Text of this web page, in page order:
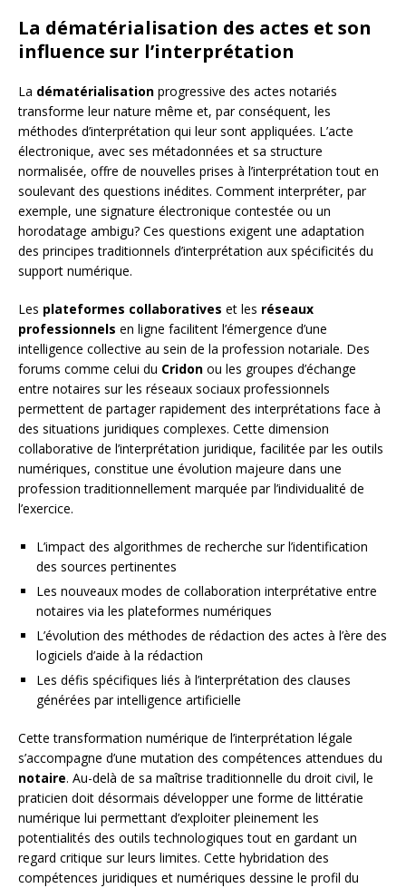
La dématérialisation des actes et son
influence sur l’interprétation
La dématérialisation progressive des actes notariés
transforme leur nature même et, par conséquent, les
méthodes d’interprétation qui leur sont appliquées. L’acte
électronique, avec ses métadonnées et sa structure
normalisée, offre de nouvelles prises à l’interprétation tout en
soulevant des questions inédites. Comment interpréter, par
exemple, une signature électronique contestée ou un
horodatage ambigu? Ces questions exigent une adaptation
des principes traditionnels d’interprétation aux spécificités du
support numérique.
Les plateformes collaboratives et les réseaux
professionnels en ligne facilitent l’émergence d’une
intelligence collective au sein de la profession notariale. Des
forums comme celui du Cridon ou les groupes d’échange
entre notaires sur les réseaux sociaux professionnels
permettent de partager rapidement des interprétations face à
des situations juridiques complexes. Cette dimension
collaborative de l’interprétation juridique, facilitée par les outils
numériques, constitue une évolution majeure dans une
profession traditionnellement marquée par l’individualité de
l’exercice.
L’impact des algorithmes de recherche sur l’identification
des sources pertinentes
Les nouveaux modes de collaboration interprétative entre
notaires via les plateformes numériques
L’évolution des méthodes de rédaction des actes à l’ère des
logiciels d’aide à la rédaction
Les défis spécifiques liés à l’interprétation des clauses
générées par intelligence artificielle
Cette transformation numérique de l’interprétation légale
s’accompagne d’une mutation des compétences attendues du
notaire. Au-delà de sa maîtrise traditionnelle du droit civil, le
praticien doit désormais développer une forme de littératie
numérique lui permettant d’exploiter pleinement les
potentialités des outils technologiques tout en gardant un
regard critique sur leurs limites. Cette hybridation des
compétences juridiques et numériques dessine le profil du